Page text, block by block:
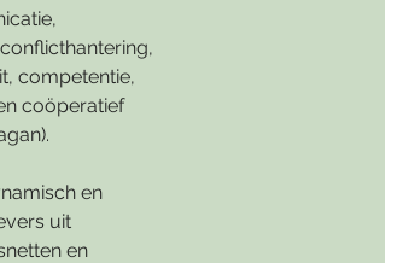
competentie,
coöperatief
en
uit
en